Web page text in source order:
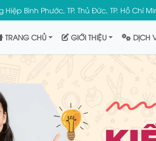
Bình Phước, TP. Thủ Đức, TP. Hồ Chí
TRANG CHỦ GIỚI THIỆU DỊCH